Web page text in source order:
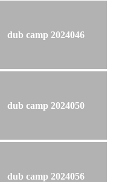
dub camp 2024046
dub camp 2024050
dub camp 2024056